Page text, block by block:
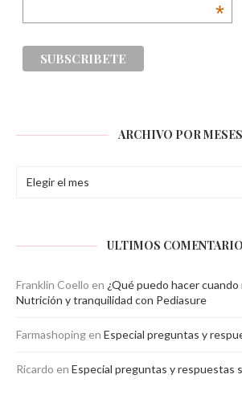
*
ARCHIVO POR MESES
ULTIMOS
Franklin Coello en ¿Qué puedo hacer cuando
Nutrición y tranquilidad con Pediasure
Farmashoping en Especial preguntas y
Ricardo en Especial preguntas y respuestas